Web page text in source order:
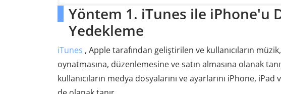
Yöntem 1. iTunes ile iPhone'u
Yedekleme
iTunes , Apple tarafından geliştirilen ve kullanıcıların
oynatmasına, düzenlemesine ve satın almasına olanak
kullanıcıların medya dosyalarını ve ayarlarını iPhone,